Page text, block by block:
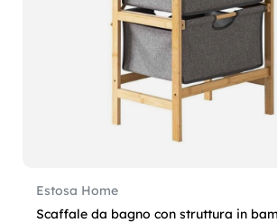
Estosa Home
Scaffale da bagno con struttura in